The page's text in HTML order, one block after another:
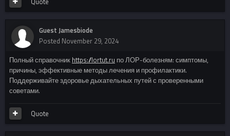
Guest Jamesbiode
Posted November 29, 2024
Полный справочник https://lortut.ru по ЛОР-болезням: симптомы,
причины, эффективные методы лечения и профилактики.
Поддерживайте здоровье дыхательных путей с проверенными
советами.
Quote